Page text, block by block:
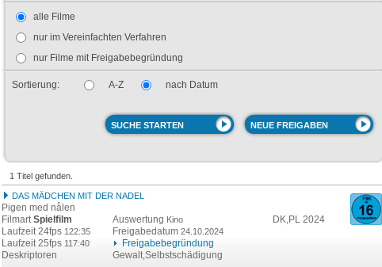
alle Filme
nur im Vereinfachten Verfahren
nur Filme mit Freigabebegründung
Sortierung: A-Z nach Datum
1 Titel gefunden.
DAS MÄDCHEN MIT DER NADEL
Pigen med nålen
FilmartSpielfilm Auswertung Kino
DK,PL 2024
Laufzeit 24fps 122:35 Freigabedatum 24.10.2024
Laufzeit 25fps 117:40
Freigabebegründung
Deskriptoren
Gewalt,Selbstschädigung